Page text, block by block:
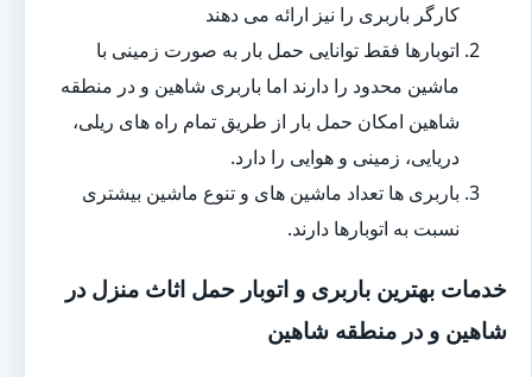
کارگر باربری را نیز ارائه می دهند
اتوبارها فقط توانایی حمل بار به صورت زمینی با
ماشین محدود را دارند اما باربری شاهین و در منطقه
شاهین امکان حمل بار از طریق تمام راه های ریلی،
دریایی، زمینی و هوایی را دارد.
باربری ها تعداد ماشین های و تنوع ماشین بیشتری
نسبت به اتوبارها دارند.
خدمات بهترین باربری و اتوبار حمل اثاث منزل در
شاهین و در منطقه شاهین